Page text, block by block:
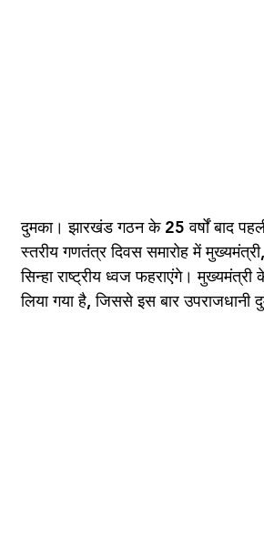
दुमका। झारखंड गठन के 25 वर्षों बाद
स्तरीय गणतंत्र दिवस समारोह में
सिन्हा राष्ट्रीय ध्वज फहराएंगे।
लिया गया है, जिससे इस बार उपराजधानी